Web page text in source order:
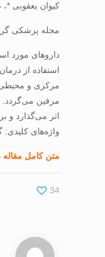
کیوان یعقوبی
مجله پزشکی
داروهای مورد
استفاده از
مرکزی و
اثر می‌گذارد و
واژه‌های
متن کامل مقاله
34